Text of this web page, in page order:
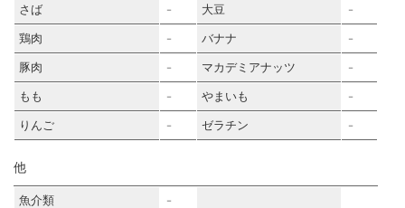
さば － 大豆 －
鶏肉 － バナナ －
豚肉 － マカデミアナッツ －
もも － やまいも －
りんご － ゼラチン －
他
魚介類 －